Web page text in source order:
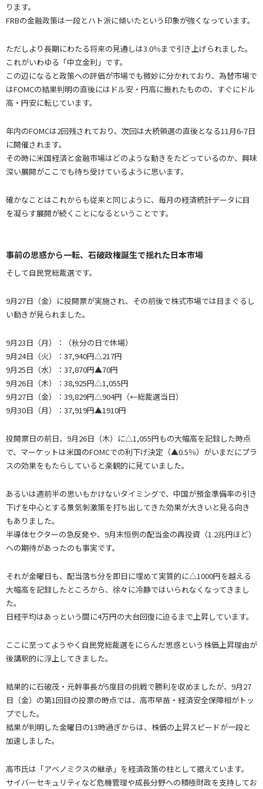
ります。
FRBの金融政策は一段とハト派に傾いたという印象が強くなっています。
ただしより長期にわたる将来の見通しは3.0％まで引き上げられました。
これがいわゆる「中立金利」です。
この辺になると政策への評価が市場でも微妙に分かれており、為替市場で
はFOMCの結果判明の直後にはドル安・円高に振れたものの、すぐにドル
高・円安に転じています。
年内のFOMCは2回残されており、次回は大統領選の直後となる11月6-7日
に開催されます。
その時に米国経済と金融市場はどのような動きをたどっているのか、興味
深い展開がここでも待ち受けているように思います。
確かなことはこれからも従来と同じように、毎月の経済統計データに目
を凝らす展開が続くことになるということです。
事前の思惑から一転、石破政権誕生で揺れた日本市場
そして自民党総裁選です。
9月27日（金）に投開票が実施され、その前後で株式市場では目まぐるし
い動きが見られました。
9月23日（月）：（秋分の日で休場）
9月24日（火）：37,940円△217円
9月25日（水）：37,870円▲70円
9月26日（木）：38,925円△1,055円
9月27日（金）：39,829円△904円（←総裁選当日）
9月30日（月）：37,919円▲1910円
投開票日の前日、9月26日（木）に△1,055円もの大幅高を記録した時点
で、マーケットは米国のFOMCでの利下げ決定（▲0.5％）がいまだにプラ
スの効果をもたらしていると楽観的に見ていました。
あるいは週前半の思いもかけないタイミングで、中国が預金準備率の引き
下げを中心とする景気刺激策を打ち出してきた効果が大きいと見る向き
もありました。
半導体セクターの急反発や、9月末恒例の配当金の再投資（1.2兆円ほど）
への期待があったのも事実です。
それが金曜日も、配当落ち分を即日に埋めて実質的に△1000円を越える
大幅高を記録したところから、徐々に冷静ではいられなくなってきまし
た。
日経平均はあっという間に4万円の大台回復に迫るまで上昇しています。
ここに至ってようやく自民党総裁選をにらんだ思惑という株価上昇理由が
後講釈的に浮上してきました。
結果的に石破茂・元幹事長が5度目の挑戦で勝利を収めましたが、9月27
日（金）の第1回目の投票の時点では、高市早苗・経済安全保障相がトッ
プでした。
結果が判明した金曜日の13時過ぎからは、株価の上昇スピードが一段と
加速しました。
高市氏は「アベノミクスの継承」を経済政策の柱として据えています。
サイバーセキュリティなど危機管理や成長分野への積極財政を支持してお